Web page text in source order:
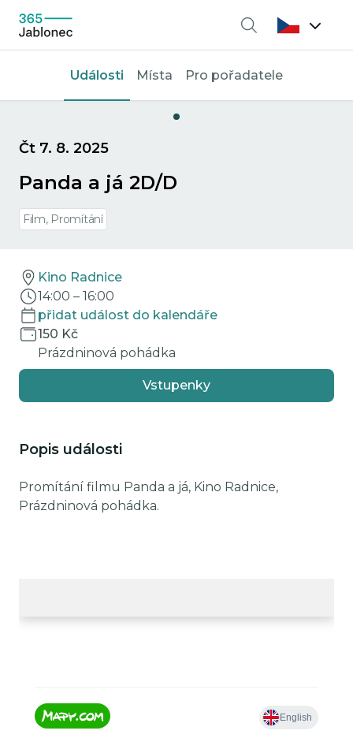
Vyhledávání
Události Místa Pro pořadatele
Čt 7. 8. 2025
Panda a já 2D/D
Film, Promítání
Kino Radnice
14:00 – 16:00
přidat událost do kalendáře
150 Kč
Prázdninová pohádka
Vstupenky
Popis události
Promítání filmu Panda a já, Kino Radnice,
Prázdninová pohádka.